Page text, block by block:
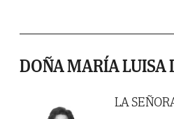
DOÑA MARÍA LUISA
LA